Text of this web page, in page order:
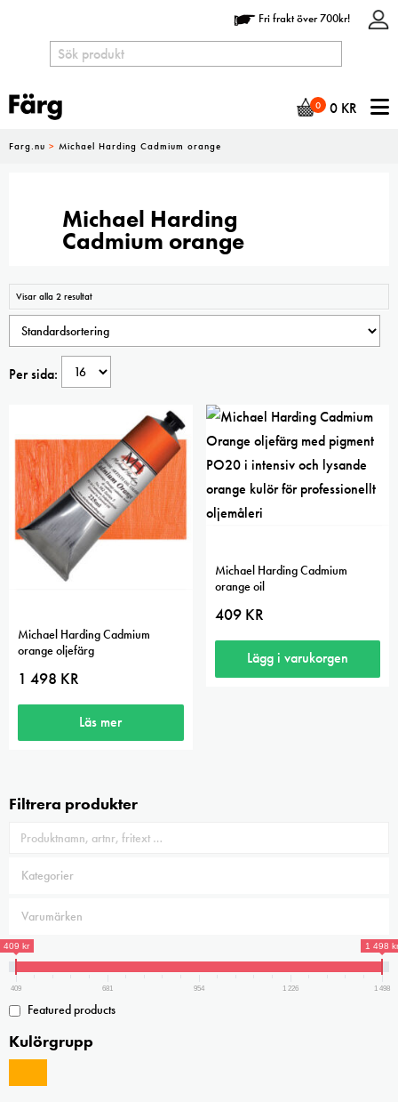
Fri frakt över 700kr!
0 0 KR
Farg.nu > Michael Harding Cadmium orange
Michael Harding
Cadmium orange
Visar alla 2 resultat
Per sida:
Michael Harding Cadmium
orange oljefärg
1 498 KR
Läs mer
Michael Harding Cadmium
orange oil
409 KR
Lägg i varukorgen
Filtrera produkter
409 kr 1 498 kr
409 681 954 1 226 1 498
Featured products
Kulörgrupp